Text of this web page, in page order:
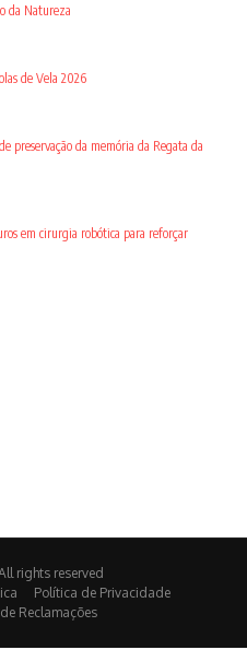
da Natureza
de Vela 2026
preservação da memória da Regata da
em cirurgia robótica para reforçar
rights reserved
Política de Privacidade
Reclamações